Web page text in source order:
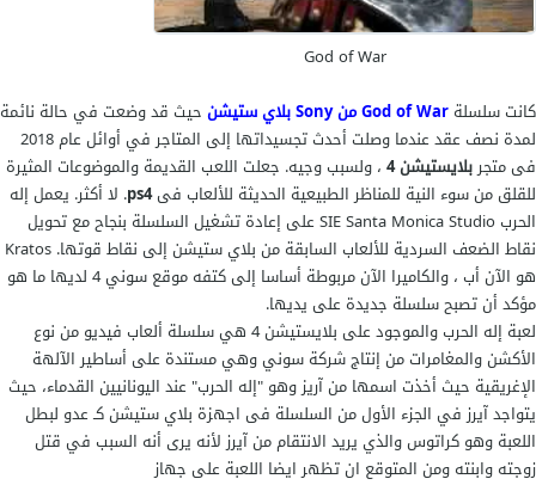
God of War
كانت سلسلة God of War من Sony بلاي ستيشن
حيث قد وضعت في حالة نائمة
لمدة نصف عقد عندما وصلت أحدث تجسيداتها إلى المتاجر في أوائل عام 2018
فى متجربلايستيشن 4 ، ولسبب وجيه. جعلت اللعب القديمة والموضوعات المثيرة
للقلق من سوء النية للمناظر الطبيعية الحديثة للألعاب فىps4. لا أكثر. يعمل إله
الحرب SIE Santa Monica Studio على إعادة تشغيل السلسلة بنجاح مع تحويل
نقاط الضعف السردية للألعاب السابقة من بلاي ستيشن إلى نقاط قوتها. Kratos
هو الآن أب ، والكاميرا الآن مربوطة أساسا إلى كتفه موقع سوني 4 لديها ما هو
مؤكد أن تصبح سلسلة جديدة على يديها.
لعبة إله الحرب والموجود على بلايستيشن 4 هي سلسلة ألعاب فيديو من نوع
الأكشن والمغامرات من إنتاج شركة سوني وهي مستندة على أساطير الآلهة
الإغريقية حيث أخذت اسمها من آريز وهو "إله الحرب" عند اليونانيين القدماء، حيث
يتواجد آيرز في الجزء الأول من السلسلة فى اجهزة بلاي ستيشن كـ عدو لبطل
اللعبة وهو كراتوس والذي يريد الانتقام من آيرز لأنه يرى أنه السبب في قتل
زوجته وابنته ومن المتوقع ان تظهر ايضا اللعبة على جهاز